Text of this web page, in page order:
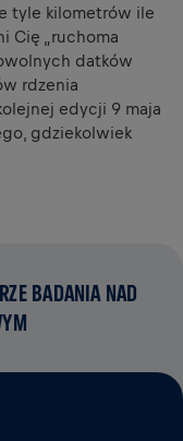
tyle kilometrów ile
Cię „ruchoma
datków
rdzenia
edycji 9 maja
gdziekolwiek
BADANIA NAD